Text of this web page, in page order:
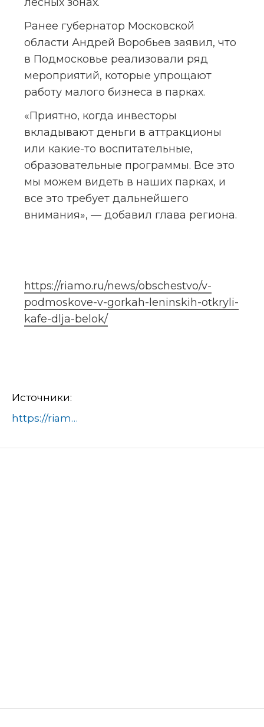
Ранее губернатор Московской
области Андрей Воробьев заявил, что
в Подмосковье реализовали ряд
мероприятий, которые упрощают
работу малого бизнеса в парках.
«Приятно, когда инвесторы
вкладывают деньги в аттракционы
или какие-то воспитательные,
образовательные программы. Все это
мы можем видеть в наших парках, и
все это требует дальнейшего
внимания», — добавил глава региона.
https://riamo.ru/news/obschestvo/v-
podmoskove-v-gorkah-leninskih-otkryli-
kafe-dlja-belok/
Источники:
https://riamo.ru/news/obschestvo/v-podmoskove-v-gorkah-leninskih-otkryli-kafe-dlja-belok/